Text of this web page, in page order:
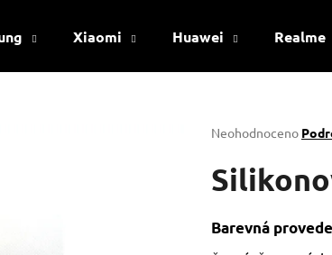
Xiaomi Huawei Realme
Průměrné
produktu
je
5
hvězdiček.
Neohodnoceno
Barevná
HLEDAT